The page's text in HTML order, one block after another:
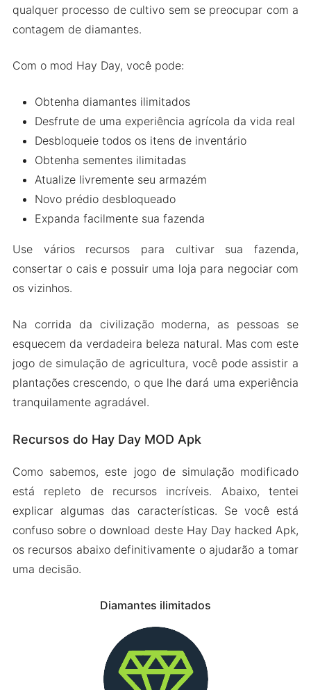
Mais Alguns Recursos
Como Baixar e Instalar Hay Day MOD Apk
As Pessoas Também Perguntam (FAQs)
qualquer processo de cultivo sem se preocupar com a
contagem de diamantes.
Com o mod Hay Day, você pode:
Obtenha diamantes ilimitados
Desfrute de uma experiência agrícola da vida real
Desbloqueie todos os itens de inventário
Obtenha sementes ilimitadas
Atualize livremente seu armazém
Novo prédio desbloqueado
Expanda facilmente sua fazenda
Use vários recursos para cultivar sua fazenda,
consertar o cais e possuir uma loja para negociar com
os vizinhos.
Na corrida da civilização moderna, as pessoas se
esquecem da verdadeira beleza natural. Mas com este
jogo de simulação de agricultura, você pode assistir a
plantações crescendo, o que lhe dará uma experiência
tranquilamente agradável.
Recursos do Hay Day MOD Apk
Como sabemos, este jogo de simulação modificado
está repleto de recursos incríveis. Abaixo, tentei
explicar algumas das características. Se você está
confuso sobre o download deste Hay Day hacked Apk,
os recursos abaixo definitivamente o ajudarão a tomar
uma decisão.
Diamantes ilimitados